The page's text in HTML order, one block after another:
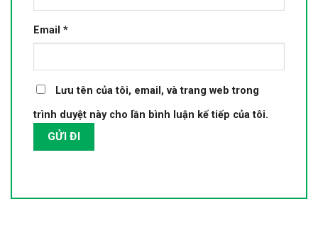
Email *
Lưu tên của tôi, email, và trang web trong
trình duyệt này cho lần bình luận kế tiếp của tôi.